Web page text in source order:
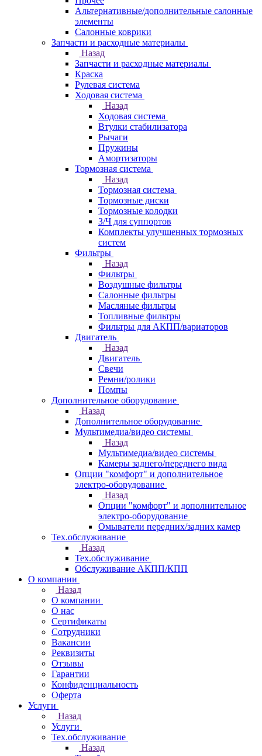
Альтернативные/дополнительные салонные
элементы
Салонные коврики
Запчасти и расходные материалы
Назад
Запчасти и расходные материалы
Краска
Рулевая система
Ходовая система
Назад
Ходовая система
Втулки стабилизатора
Рычаги
Пружины
Амортизаторы
Тормозная система
Назад
Тормозная система
Тормозные диски
Тормозные колодки
З/Ч для суппортов
Комплекты улучшенных тормозных
систем
Фильтры
Назад
Фильтры
Воздушные фильтры
Салонные фильтры
Масляные фильтры
Топливные фильтры
Фильтры для АКПП/вариаторов
Двигатель
Назад
Двигатель
Свечи
Ремни/ролики
Помпы
Дополнительное оборудование
Назад
Дополнительное оборудование
Мультимедиа/видео системы
Назад
Мультимедиа/видео системы
Камеры заднего/переднего вида
Опции "комфорт" и дополнительное
электро-оборудование
Назад
Опции "комфорт" и дополнительное
электро-оборудование
Омыватели передних/задних камер
Тех.обслуживание
Назад
Тех.обслуживание
Обслуживание АКПП/КПП
О компании
Назад
О компании
О нас
Сертификаты
Сотрудники
Вакансии
Реквизиты
Отзывы
Гарантии
Конфиденциальность
Оферта
Услуги
Назад
Услуги
Тех.обслуживание
Назад